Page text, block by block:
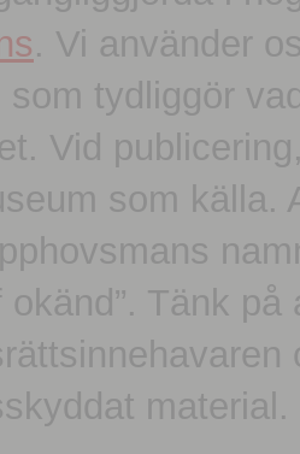
. Vi använder
som tydliggör
Vid
som källa.
okänd”. Tänk
material.